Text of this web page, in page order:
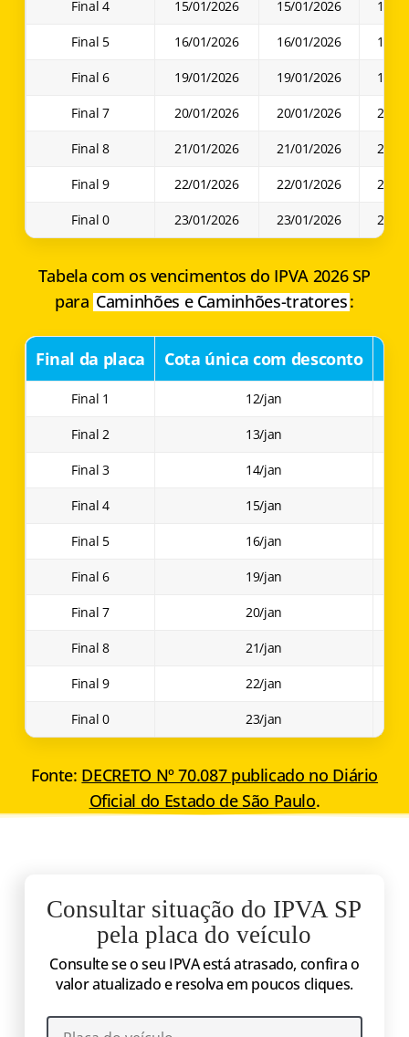
Final 4 15/01/2026 15/01/2026 15/
Final 5 16/01/2026 16/01/2026 16/
Final 6 19/01/2026 19/01/2026 19/
Final 7 20/01/2026 20/01/2026 20/
Final 8 21/01/2026 21/01/2026 21/
Final 9 22/01/2026 22/01/2026 22/
Final 0 23/01/2026 23/01/2026 23/
Tabela com os vencimentos do IPVA 2026 SP
para Caminhões e Caminhões-tratores:
Final da placa Cota única com desconto
Final 1 12/jan
Final 2 13/jan
Final 3 14/jan
Final 4 15/jan
Final 5 16/jan
Final 6 19/jan
Final 7 20/jan
Final 8 21/jan
Final 9 22/jan
Final 0 23/jan
Fonte: DECRETO Nº 70.087 publicado no Diário
Oficial do Estado de São Paulo.
Consultar situação do IPVA SP
pela placa do veículo
Consulte se o seu IPVA está atrasado, confira o
valor atualizado e resolva em poucos cliques.